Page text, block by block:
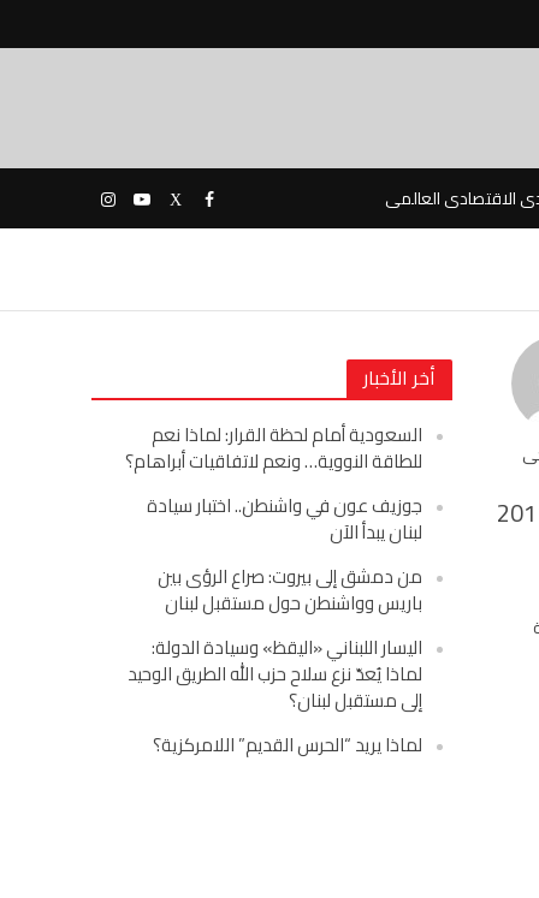
الاقتصادى العالمى
أخر الأخبار
السعودية أمام لحظة القرار: لماذا نعم
للطاقة النووية… ونعم لاتفاقيات أبراهام؟
جوزيف عون في واشنطن.. اختبار سيادة
لبنان يبدأ الآن
من دمشق إلى بيروت: صراع الرؤى بين
باريس وواشنطن حول مستقبل لبنان
اليسار اللبناني «اليقظ» وسيادة الدولة:
لماذا يُعدّ نزع سلاح حزب الله الطريق الوحيد
إلى مستقبل لبنان؟
لماذا يريد “الحرس القديم” اللامركزية؟